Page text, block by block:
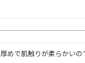
厚めで肌触りが柔らかいの